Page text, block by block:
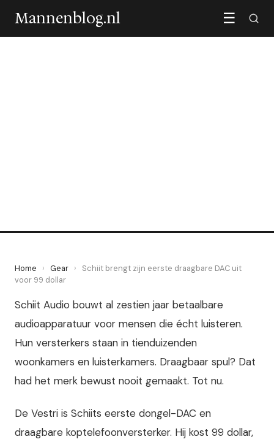
Mannenblog.nl ☰
Home › Gear ›
Schiit brengt zijn eerste draagbare DAC uit
voor 99 dollar
Schiit Audio bouwt al zestien jaar betaalbare
audioapparatuur voor mensen die écht luisteren.
Hun versterkers staan in tienduizenden
woonkamers en luisterkamers. Draagbaar spul? Dat
had het merk bewust nooit gemaakt. Tot nu.
De Vestri is Schiits eerste dongel-DAC en
draagbare koptelefoonversterker. Hij kost 99 dollar,